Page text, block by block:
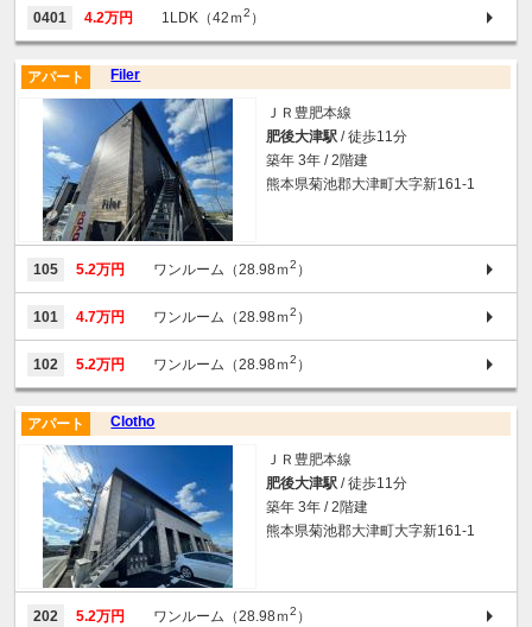
0401 4.2万円 1LDK（42ｍ2 ）
Filer
アパート
ＪＲ豊肥本線
肥後大津駅 / 徒歩11分
築年 3年 / 2階建
熊本県菊池郡大津町大字新161-1
105 5.2万円 ワンルーム（28.98ｍ2 ）
101 4.7万円 ワンルーム（28.98ｍ2 ）
102 5.2万円 ワンルーム（28.98ｍ2 ）
Clotho
アパート
ＪＲ豊肥本線
肥後大津駅 / 徒歩11分
築年 3年 / 2階建
熊本県菊池郡大津町大字新161-1
202 5.2万円 ワンルーム（28.98ｍ2 ）